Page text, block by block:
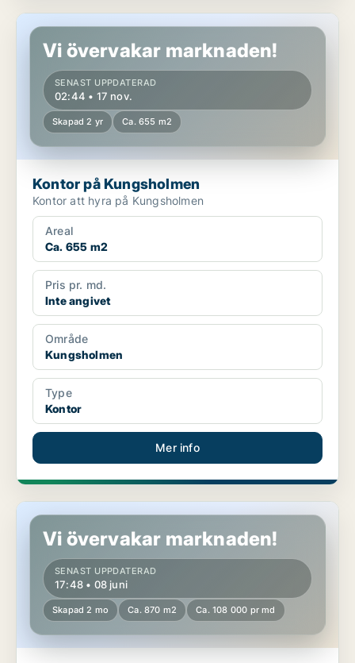
Kontor på Kungsholmen
Vi övervakar marknaden!
SENAST UPPDATERAD
02:44 • 17 nov.
Skapad 2 yr Ca. 655 m2
Kontor på Kungsholmen
Kontor att hyra på Kungsholmen
Areal
Ca. 655 m2
Pris pr. md.
Inte angivet
Område
Kungsholmen
Type
Kontor
Mer info
Lager i Stockholm
Vi övervakar marknaden!
SENAST UPPDATERAD
17:48 • 08 juni
Skapad 2 mo Ca. 870 m2 Ca. 108 000 pr md